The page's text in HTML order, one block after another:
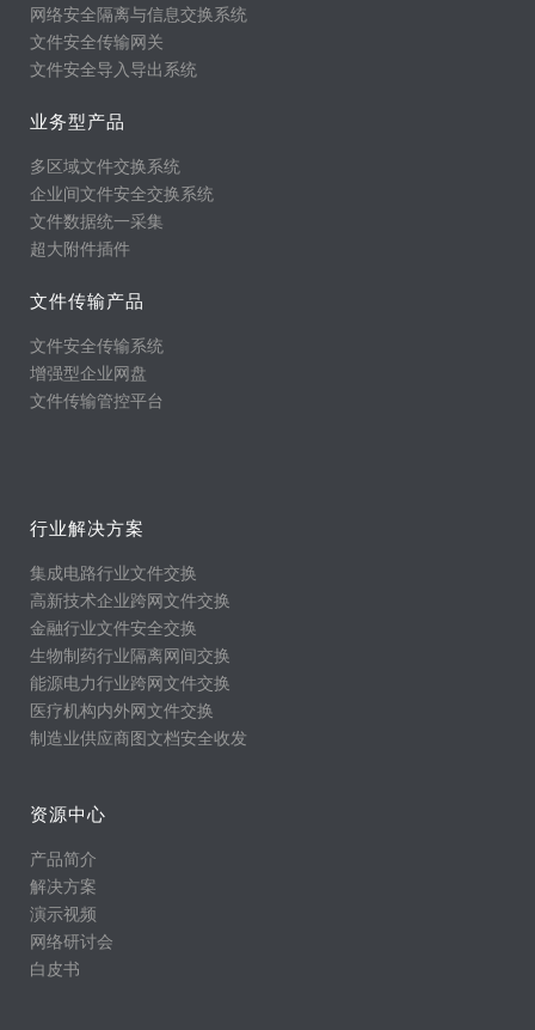
网络安全隔离与信息交换系统
文件安全传输网关
文件安全导入导出系统
业务型产品
多区域文件交换系统
企业间文件安全交换系统
文件数据统一采集
超大附件插件
文件传输产品
文件安全传输系统
增强型企业网盘
文件传输管控平台
行业解决方案
集成电路行业文件交换
高新技术企业跨网文件交换
金融行业文件安全交换
生物制药行业隔离网间交换
能源电力行业跨网文件交换
医疗机构内外网文件交换
制造业供应商图文档安全收发
资源中心
产品简介
解决方案
演示视频
网络研讨会
白皮书